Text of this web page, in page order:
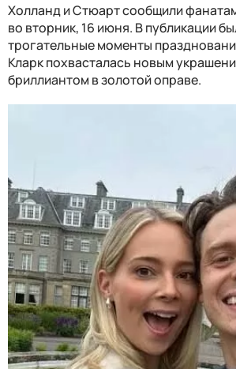
Холланд и Стюарт сообщили
во вторник, 16 июня. В публикации
трогательные моменты
Кларк похвасталась новым
бриллиантом в золотой оправе.